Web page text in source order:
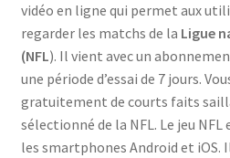
vidéo en ligne qui permet aux
regarder les matchs de la Ligue
(NFL). Il vient avec un
une période d’essai de 7 jours.
gratuitement de courts faits
sélectionné de la NFL. Le jeu
les smartphones Android et iOS.